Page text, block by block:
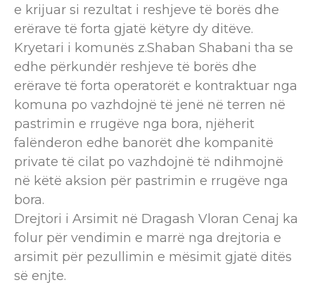
e krijuar si rezultat i reshjeve të borës dhe
erërave të forta gjatë këtyre dy ditëve.
Kryetari i komunës z.Shaban Shabani tha se
edhe përkundër reshjeve të borës dhe
erërave të forta operatorët e kontraktuar nga
komuna po vazhdojnë të jenë në terren në
pastrimin e rrugëve nga bora, njëherit
falënderon edhe banorët dhe kompanitë
private të cilat po vazhdojnë të ndihmojnë
në këtë aksion për pastrimin e rrugëve nga
bora.
Drejtori i Arsimit në Dragash Vloran Cenaj ka
folur për vendimin e marrë nga drejtoria e
arsimit për pezullimin e mësimit gjatë ditës
së enjte.